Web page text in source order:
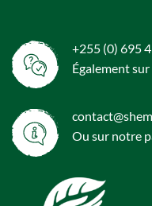
+255 (0) 695
Également
Ou sur notre